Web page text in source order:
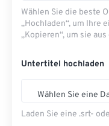
Wählen Sie die beste
„Hochladen“, um Ihre
„Kopieren“, um sie
Untertitel hochladen
Wählen Sie eine
Laden Sie eine .srt-